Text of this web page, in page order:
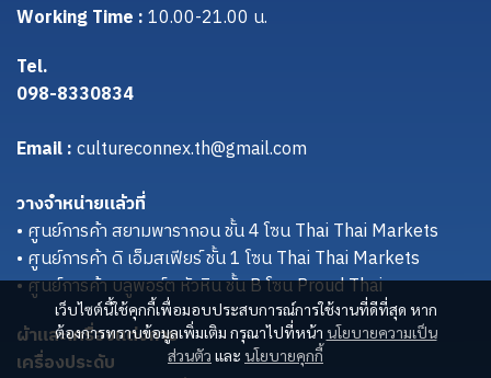
เว็บไซต์นี้ใช้คุกกี้เพื่อมอบประสบการณ์การใช้งานที่ดีที่สุด หาก
ต้องการทราบข้อมูลเพิ่มเติม กรุณาไปที่หน้า นโยบายความเป็น
ส่วนตัว และ นโยบายคุกกี้
Working Time :10.00-21.00 น.
Tel.
098-8330834
Email :cultureconnex.th@gmail.com
วางจำหน่ายแล้วที่
• ศูนย์การค้า สยามพารากอน ชั้น 4 โซน Thai Thai Markets
• ศูนย์การค้า ดิ เอ็มสเฟียร์ ชั้น 1 โซน Thai Thai Markets
• ศูนย์การค้า บลูพอร์ต หัวหิน ชั้น B โซน Proud Thai
ผ้าและเครื่องแต่งกาย
เครื่องประดับ